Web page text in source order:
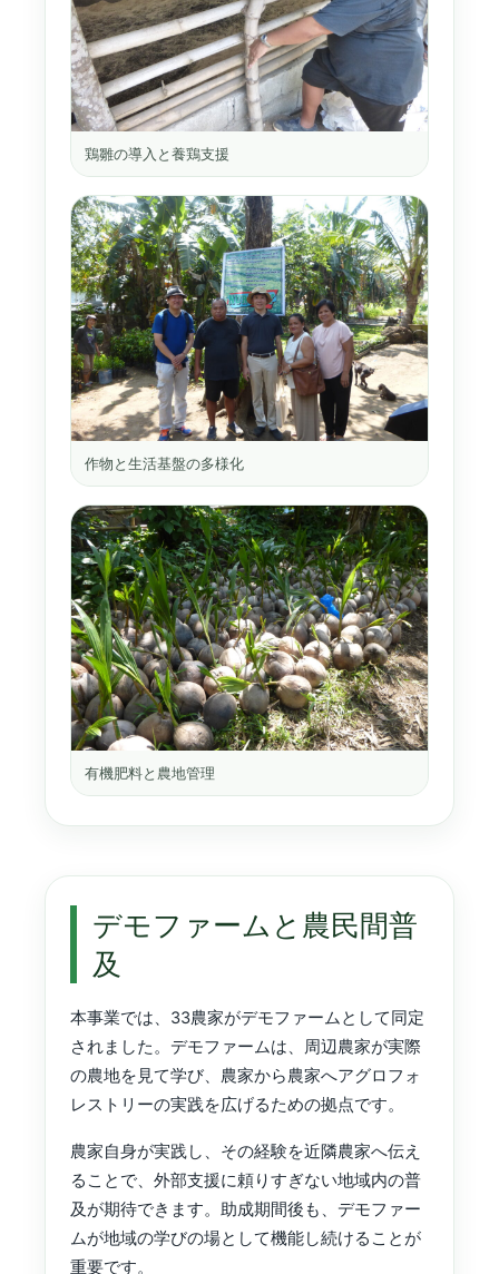
鶏雛の導入と養鶏支援
作物と生活基盤の多様化
有機肥料と農地管理
デモファームと農民間普
及
本事業では、33農家がデモファームとして同定
されました。デモファームは、周辺農家が実際
の農地を見て学び、農家から農家へアグロフォ
レストリーの実践を広げるための拠点です。
農家自身が実践し、その経験を近隣農家へ伝え
ることで、外部支援に頼りすぎない地域内の普
及が期待できます。助成期間後も、デモファー
ムが地域の学びの場として機能し続けることが
重要です。